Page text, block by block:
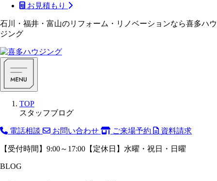
お見積もり
石川・福井・富山のリフォーム・リノベーションなら喜多ハウ
ジング
TOP
スタッフブログ
電話相談 お問い合わせ ご来場予約 資料請求
【受付時間】9:00～17:00【定休日】水曜・祝日・日曜
BLOG